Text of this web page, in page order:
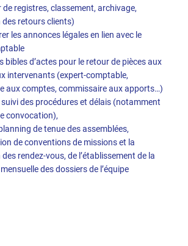
de registres, classement, archivage,
retours clients)
les annonces légales en lien avec le
bibles d’actes pour le retour de pièces aux
intervenants (expert-comptable,
aux comptes, commissaire aux apports…)
suivi des procédures et délais (notamment
convocation),
de tenue des assemblées,
de conventions de missions et la
rendez-vous, de l’établissement de la
des dossiers de l’équipe